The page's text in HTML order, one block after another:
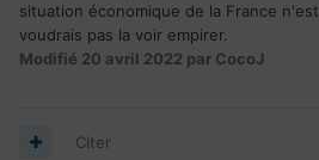
situation économique de la France
voudrais pas la voir empirer.
Modifié 20 avril 2022 par CocoJ
Citer